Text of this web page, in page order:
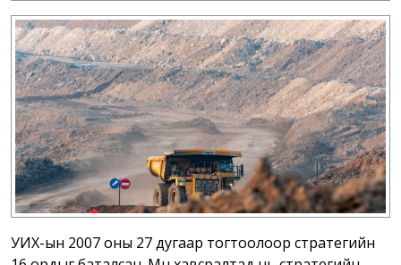
УИХ-ын 2007 оны 27 дугаар тогтоолоор стратегийн